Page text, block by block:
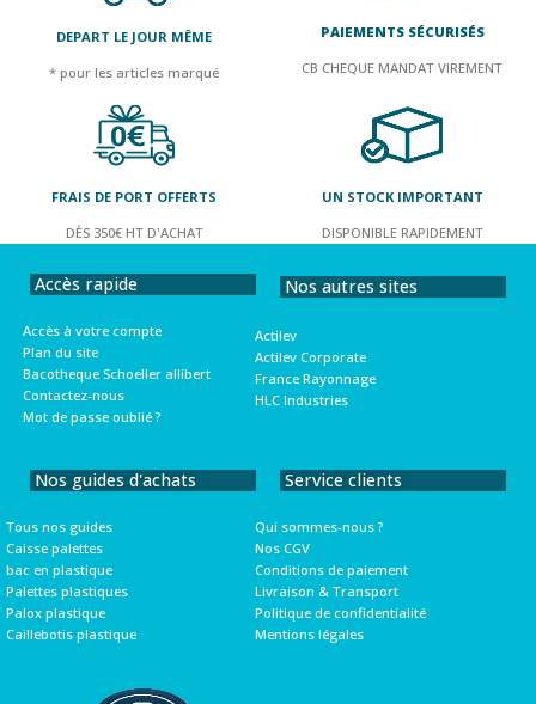
DEPART LE JOUR MÊME
* pour les articles marqué
PAIEMENTS SÉCURISÉS
CB CHEQUE MANDAT VIREMENT
FRAIS DE PORT OFFERTS
DÈS 350€ HT D'ACHAT
UN STOCK IMPORTANT
DISPONIBLE RAPIDEMENT
Accès rapide
Accès à votre compte
Plan du site
Bacotheque Schoeller allibert
Contactez-nous
Mot de passe oublié ?
Nos autres sites
Actilev
Actilev Corporate
France Rayonnage
HLC Industries
Nos guides d'achats
Tous nos guides
Caisse palettes
bac en plastique
Palettes plastiques
Palox plastique
Caillebotis plastique
Service clients
Qui sommes-nous ?
Nos CGV
Conditions de paiement
Livraison & Transport
Politique de confidentialité
Mentions légales